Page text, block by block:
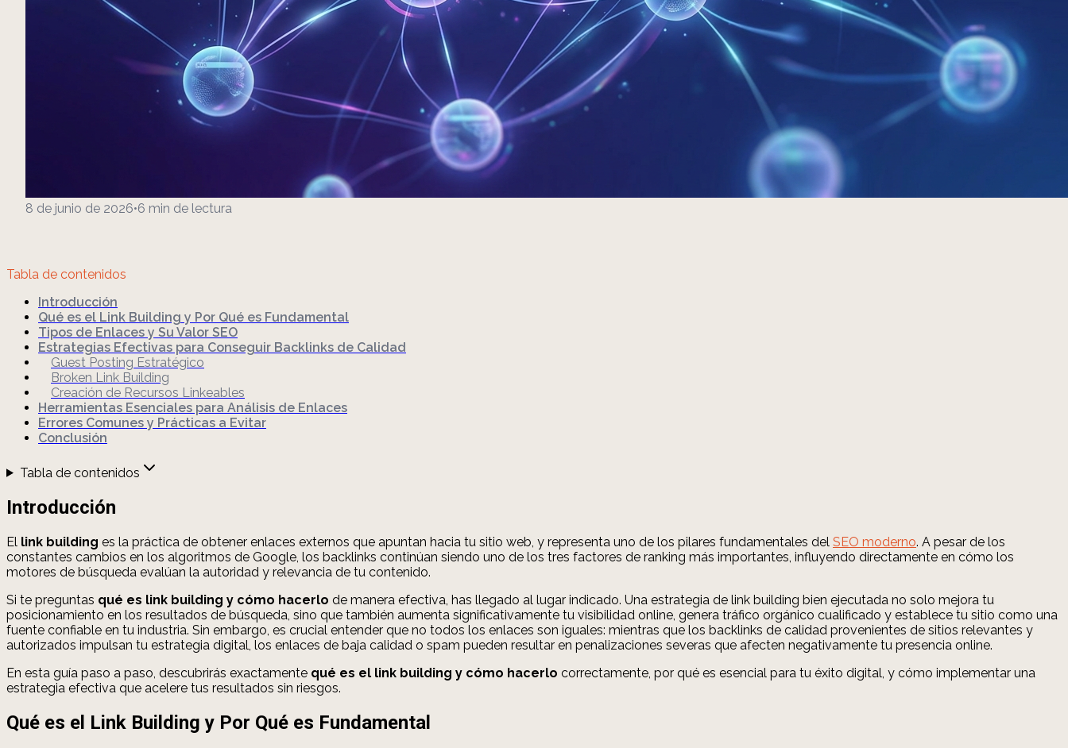
8 de junio de 2026•6 min de lectura
Tabla de contenidos
Introducción
Qué es el Link Building y Por Qué es Fundamental
Tipos de Enlaces y Su Valor SEO
Estrategias Efectivas para Conseguir Backlinks de Calidad
Guest Posting Estratégico
Broken Link Building
Creación de Recursos Linkeables
Herramientas Esenciales para Análisis de Enlaces
Errores Comunes y Prácticas a Evitar
Conclusión
Tabla de contenidos
Introducción
El link building es la práctica de obtener enlaces externos que apuntan hacia tu sitio web, y representa uno de los pilares fundamentales del SEO moderno. A pesar de los
constantes cambios en los algoritmos de Google, los backlinks continúan siendo uno de los tres factores de ranking más importantes, influyendo directamente en cómo los
motores de búsqueda evalúan la autoridad y relevancia de tu contenido.
Si te preguntas qué es link building y cómo hacerlo de manera efectiva, has llegado al lugar indicado. Una estrategia de link building bien ejecutada no solo mejora tu
posicionamiento en los resultados de búsqueda, sino que también aumenta significativamente tu visibilidad online, genera tráfico orgánico cualificado y establece tu sitio como una
fuente confiable en tu industria. Sin embargo, es crucial entender que no todos los enlaces son iguales: mientras que los backlinks de calidad provenientes de sitios relevantes y
autorizados impulsan tu estrategia digital, los enlaces de baja calidad o spam pueden resultar en penalizaciones severas que afecten negativamente tu presencia online.
En esta guía paso a paso, descubrirás exactamente qué es el link building y cómo hacerlo correctamente, por qué es esencial para tu éxito digital, y cómo implementar una
estrategia efectiva que acelere tus resultados sin riesgos.
Qué es el Link Building y Por Qué es Fundamental